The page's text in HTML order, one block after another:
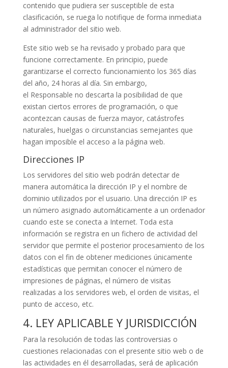
contenido que pudiera ser susceptible de esta
clasificación, se ruega lo notifique de forma inmediata
al administrador del sitio web.
Este sitio web se ha revisado y probado para que
funcione correctamente. En principio, puede
garantizarse el correcto funcionamiento los 365 días
del año, 24 horas al día. Sin embargo,
el Responsable no descarta la posibilidad de que
existan ciertos errores de programación, o que
acontezcan causas de fuerza mayor, catástrofes
naturales, huelgas o circunstancias semejantes que
hagan imposible el acceso a la página web.
Direcciones IP
Los servidores del sitio web podrán detectar de
manera automática la dirección IP y el nombre de
dominio utilizados por el usuario. Una dirección IP es
un número asignado automáticamente a un ordenador
cuando este se conecta a Internet. Toda esta
información se registra en un fichero de actividad del
servidor que permite el posterior procesamiento de los
datos con el fin de obtener mediciones únicamente
estadísticas que permitan conocer el número de
impresiones de páginas, el número de visitas
realizadas a los servidores web, el orden de visitas, el
punto de acceso, etc.
4. LEY APLICABLE Y JURISDICCIÓN
Para la resolución de todas las controversias o
cuestiones relacionadas con el presente sitio web o de
las actividades en él desarrolladas, será de aplicación